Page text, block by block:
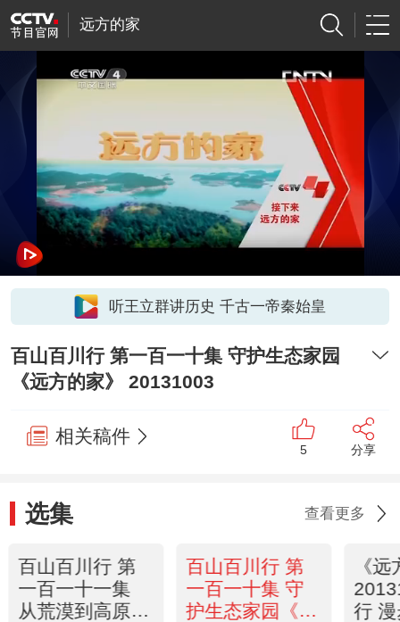
远方的家
听王立群讲历史 千古一帝秦始皇
百山百川行 第一百一十集 守护生态家园
《远方的家》 20131003
相关稿件
5 分享
选集 查看更多
百山百川行 第
一百一十一集
从荒漠到高原
百山百川行 第
一百一十集 守
护生态家园《远
《
行